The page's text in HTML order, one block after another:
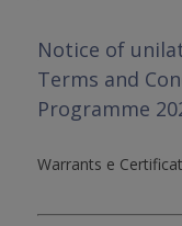
Notice of
Terms and
Programme
Warrants e